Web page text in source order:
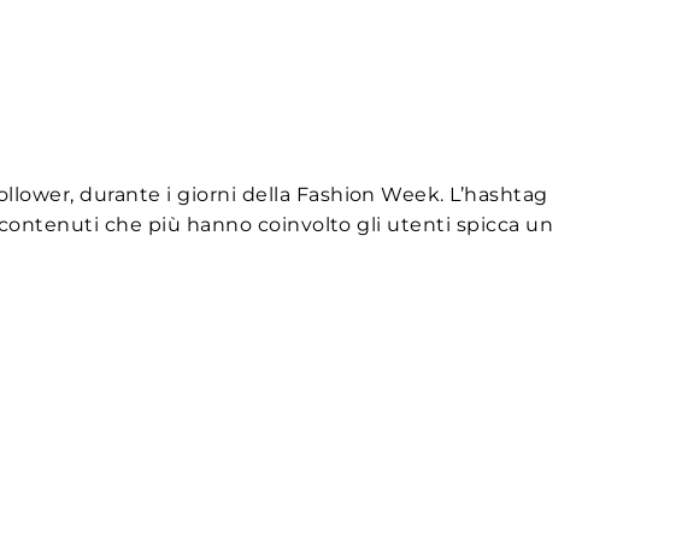
durante i giorni della Fashion Week. L’hashtag
che più hanno coinvolto gli utenti spicca un